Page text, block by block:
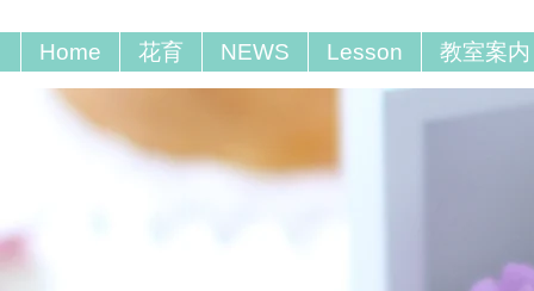
Home 花育 NEWS Lesson 教室案内